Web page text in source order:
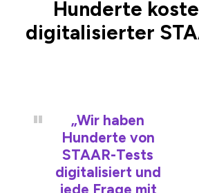
Hunderte
digitalisierter
„Wir haben
Hunderte von
STAAR-Tests
digitalisiert und
jede Frage mit